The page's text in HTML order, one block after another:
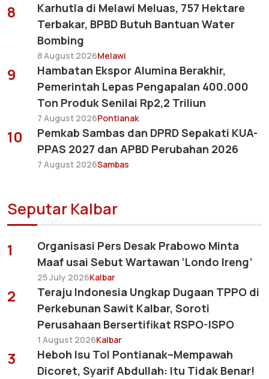
8
Karhutla di Melawi Meluas, 757 Hektare
Terbakar, BPBD Butuh Bantuan Water
Bombing
8 August 2026Melawi
9
Hambatan Ekspor Alumina Berakhir,
Pemerintah Lepas Pengapalan 400.000
Ton Produk Senilai Rp2,2 Triliun
7 August 2026Pontianak
10
Pemkab Sambas dan DPRD Sepakati KUA-
PPAS 2027 dan APBD Perubahan 2026
7 August 2026Sambas
Seputar Kalbar
1
Organisasi Pers Desak Prabowo Minta
Maaf usai Sebut Wartawan ‘Londo Ireng’
25 July 2026Kalbar
2
Teraju Indonesia Ungkap Dugaan TPPO di
Perkebunan Sawit Kalbar, Soroti
Perusahaan Bersertifikat RSPO-ISPO
1 August 2026Kalbar
3
Heboh Isu Tol Pontianak–Mempawah
Dicoret, Syarif Abdullah: Itu Tidak Benar!